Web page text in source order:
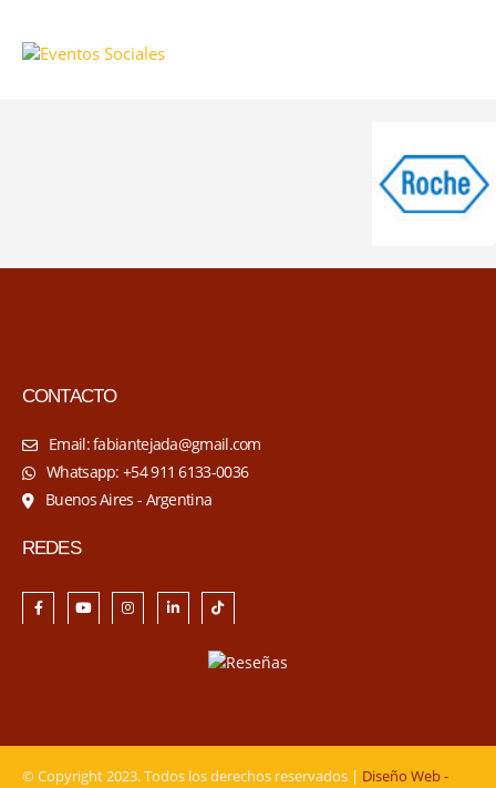
CONTACTO
Email: fabiantejada@gmail.com
Whatsapp: +54 911 6133-0036
Buenos Aires - Argentina
REDES
© Copyright 2023. Todos los derechos reservados | Diseño Web -